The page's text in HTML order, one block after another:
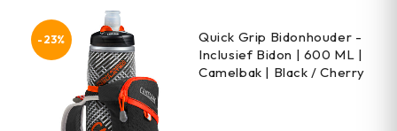
-23%
Quick Grip Bidonhouder -
Inclusief Bidon | 600 ML |
Camelbak | Black / Cherry